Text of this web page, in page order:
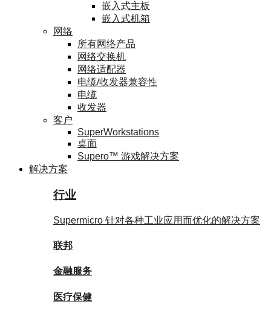
嵌入式主板
嵌入式机箱
网络
所有网络产品
网络交换机
网络适配器
电缆/收发器兼容性
电缆
收发器
客户
SuperWorkstations
桌面
Supero™ 游戏解决方案
解决方案
行业
Supermicro 针对各种工业应用而优化的解决方案
联邦
金融服务
医疗保健